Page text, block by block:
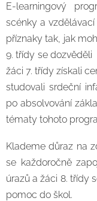
E-learningový
scénky a
příznaky tak, jak
9. třídy se
žáci 7. třídy získali
studovali srdeční
po absolvování
tématy tohoto
Klademe důraz na
se každoročně
úrazů a žáci 8. třídy
pomoc do škol.